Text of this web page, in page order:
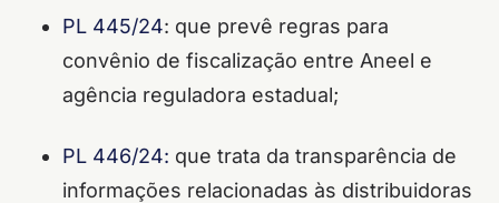
PL 445/24: que prevê regras para
convênio de fiscalização entre Aneel e
agência reguladora estadual;
PL 446/24: que trata da transparência de
informações relacionadas às distribuidoras